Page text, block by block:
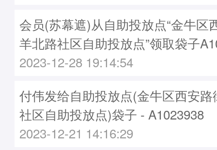
会员(苏幕遮)从自助投放点“金牛区
羊北路社区自助投放点”领取袋子
2023-12-28 19:14:54
付伟发给自助投放点(金牛区西安
社区自助投放点)袋子 - A1023938
2023-12-21 14:16:29